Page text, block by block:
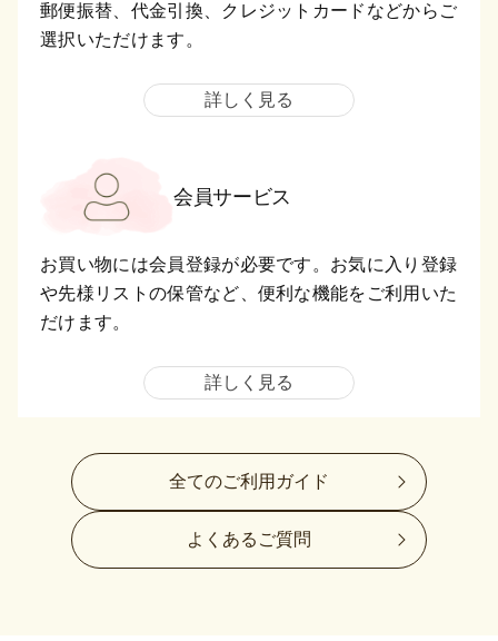
郵便振替、代金引換、クレジットカードなどからご
選択いただけます。
詳しく見る
会員サービス
お買い物には会員登録が必要です。お気に入り登録
や先様リストの保管など、便利な機能をご利用いた
だけます。
詳しく見る
全てのご利用ガイド
よくあるご質問